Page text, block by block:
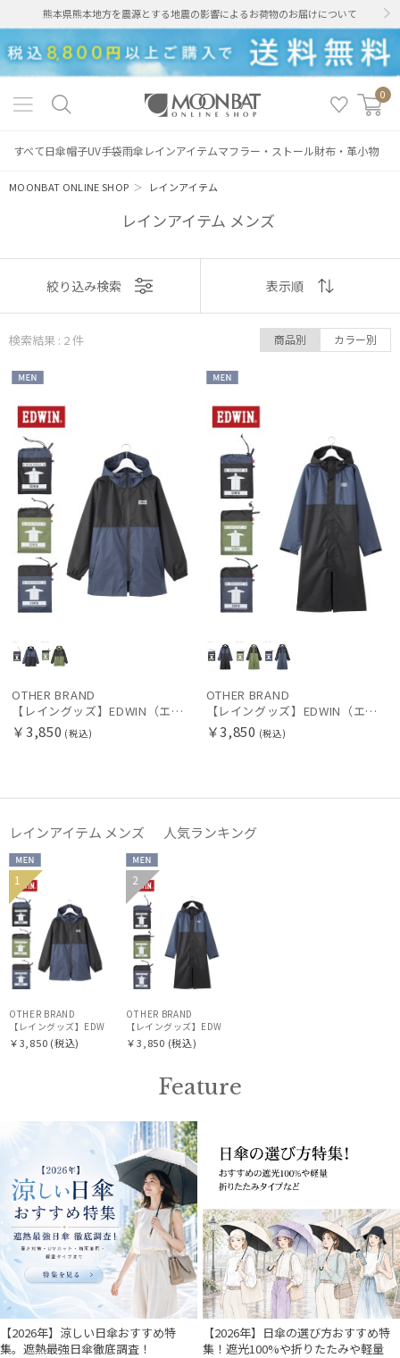
熊本県熊本地方を震源とする地震の影響によるお荷物のお届けについて
0
すべて日傘帽子UV手袋雨傘 レインアイテムマフラー・ストール財布・革小物
MOONBAT ONLINE SHOP ＞ レインアイテム
レインアイテム メンズ
絞り込み
カテゴリー
ブランド
傘機能
財布・革小物
カラー
在庫表示
販売状況
入荷状況
表示
おすすめ
価格の高い
順
価格の低い
順
人気順
売上点数順
お気に入り
絞り込み検索 表示順
検索結果 : 2件 商品別 カラー別
OTHER BRAND
【レイングッズ】EDWIN（エドウィン）レインパーカー バイカラー
￥3,850 (税込)
OTHER BRAND
【レイングッズ】EDWIN（エドウィン）レインコート バイカラー
￥3,850 (税込)
レインアイテム メンズ 人気ランキング
MEN
1
OTHER BRAND
【レイングッズ】EDWIN（エドウィン）レインパーカー バイカラー
￥3,850 (税込)
MEN
2
OTHER BRAND
【レイングッズ】EDWIN（エドウィン）レインコート バイカ
￥3,850 (税込)
Feature
【2026年】涼しい日傘おすすめ特
集。遮熱最強日傘徹底調査！
【2026年】日傘の選び方おすすめ特
集！遮光100%や折りたたみや軽量